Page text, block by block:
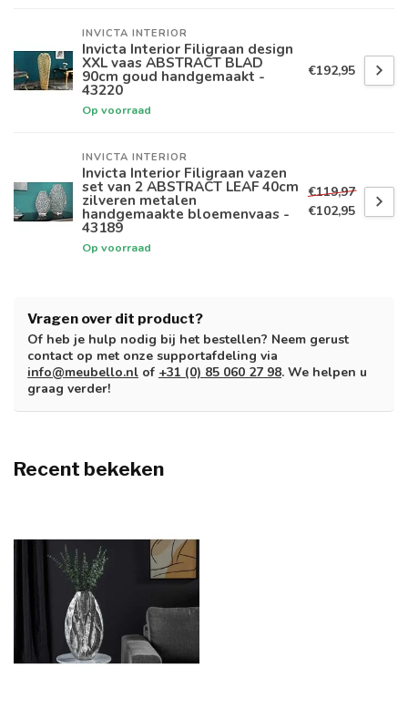
INVICTA INTERIOR
Invicta Interior Filigraan design
XXL vaas ABSTRACT BLAD
90cm goud handgemaakt -
43220
Op voorraad
€192,95
INVICTA INTERIOR
Invicta Interior Filigraan vazen
set van 2 ABSTRACT LEAF 40cm
zilveren metalen
handgemaakte bloemenvaas -
43189
Op voorraad
€119,97
€102,95
Vragen over dit product?
Of heb je hulp nodig bij het bestellen? Neem gerust
contact op met onze supportafdeling via
info@meubello.nl of +31 (0) 85 060 27 98. We helpen u
graag verder!
Recent bekeken